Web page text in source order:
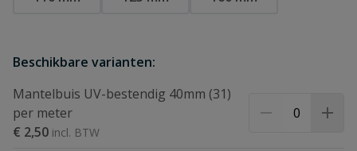
Beschikbare varianten:
Mantelbuis UV-bestendig 40mm (31)
per meter
€ 2,50